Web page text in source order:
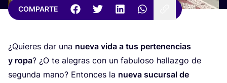
COMPARTE
¿Quie­res dar una nue­va vida a tus per­te­nen­cias
y ropa? ¿O te ale­gras con un fabu­lo­so hallaz­go de
segun­da mano? Enton­ces la nue­va sucur­sal de